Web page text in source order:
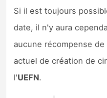
Si il est toujours
date, il n'y aura
aucune récompense
actuel de création de
l'UEFN.